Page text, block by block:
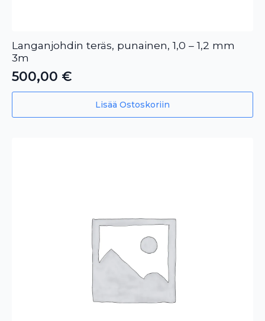
Langanjohdin teräs, punainen, 1,0 – 1,2 mm
3m
500,00 €
Lisää Ostoskoriin